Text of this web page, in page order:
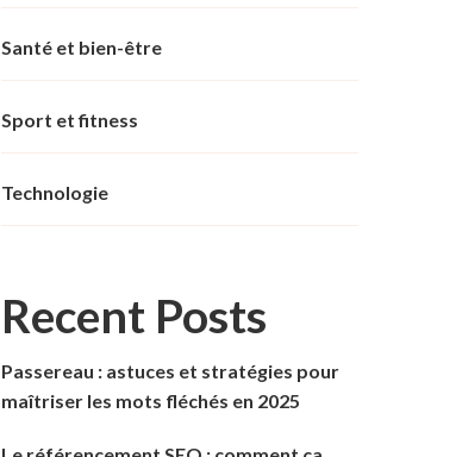
Santé et bien-être
Sport et fitness
Technologie
Recent Posts
Passereau : astuces et stratégies pour
maîtriser les mots fléchés en 2025